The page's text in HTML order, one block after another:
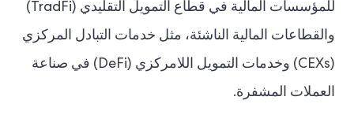
للمؤسسات المالية في قطاع التمويل التقليدي (TradFi)
والقطاعات المالية الناشئة، مثل خدمات التبادل المركزي
(CEXs) وخدمات التمويل اللامركزي (DeFi) في صناعة
العملات المشفرة.